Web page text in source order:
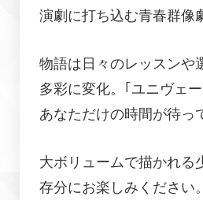
演劇に打ち込む青春群像
物語は日々のレッスンや
多彩に変化。 ｢ユニヴェ
あなただけの時間が待っ
大ボリュームで描かれる
存分にお楽しみください。